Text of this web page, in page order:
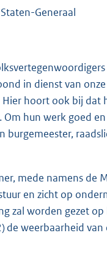
Generaal
in dienst van
hoort ook bij
hun werk goed
burgemeester,
mede namens de
en zicht op
zal worden gezet
weerbaarheid